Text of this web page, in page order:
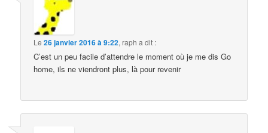
Le26 janvier 2016 à 9:22,raph a dit :
C’est un peu facile d’attendre le moment où je me dis Go
home, ils ne viendront plus, là pour revenir